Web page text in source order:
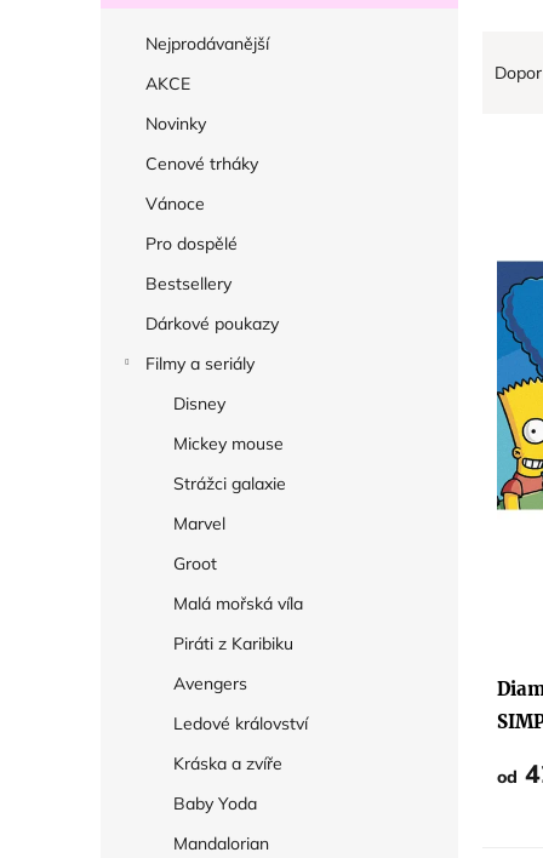
Nejprodávanější
AKCE
Novinky
Cenové trháky
Vánoce
Pro dospělé
Bestsellery
Dárkové poukazy
Filmy a seriály
Disney
Mickey mouse
Strážci galaxie
Marvel
Groot
Malá mořská víla
Piráti z Karibiku
Avengers
Ledové království
Kráska a zvíře
Baby Yoda
Mandalorian
od